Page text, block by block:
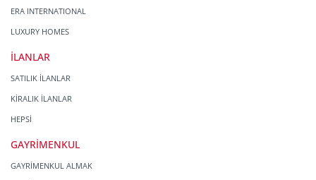
ERA INTERNATIONAL
LUXURY HOMES
İLANLAR
SATILIK İLANLAR
KİRALIK İLANLAR
HEPSİ
GAYRİMENKUL
GAYRİMENKUL ALMAK